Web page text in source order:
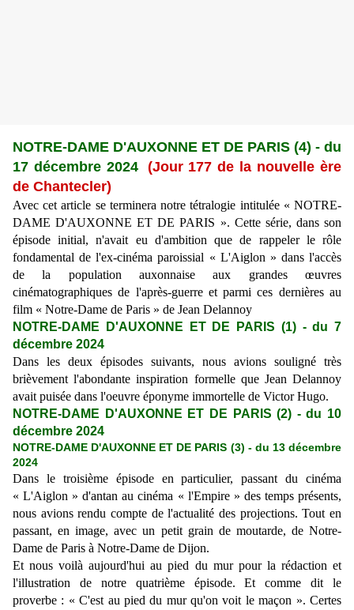
NOTRE-DAME D'AUXONNE ET DE PARIS (4) - du
17 décembre 2024
(Jour 177 de la nouvelle ère
de Chantecler)
Avec cet article se terminera notre tétralogie intitulée « NOTRE-
DAME D'AUXONNE ET DE PARIS ». Cette série, dans son
épisode initial, n'avait eu d'ambition que de rappeler le rôle
fondamental de l'ex-cinéma paroissial « L'Aiglon » dans l'accès
de la population auxonnaise aux grandes œuvres
cinématographiques de l'après-guerre et parmi ces dernières au
film « Notre-Dame de Paris » de Jean Delannoy
NOTRE-DAME D'AUXONNE ET DE PARIS (1) - du 7
décembre 2024
Dans les deux épisodes suivants, nous avions souligné très
brièvement l'abondante inspiration formelle que Jean Delannoy
avait puisée dans l'oeuvre éponyme immortelle de Victor Hugo.
NOTRE-DAME D'AUXONNE ET DE PARIS (2) - du 10
décembre 2024
NOTRE-DAME D'AUXONNE ET DE PARIS (3) - du 13 décembre
2024
Dans le troisième épisode en particulier, passant du cinéma
« L'Aiglon » d'antan au cinéma « l'Empire » des temps présents,
nous avions rendu compte de l'actualité des projections. Tout en
passant, en image, avec un petit grain de moutarde, de Notre-
Dame de Paris à Notre-Dame de Dijon.
Et nous voilà aujourd'hui au pied du mur pour la rédaction et
l'illustration de notre quatrième épisode. Et comme dit le
proverbe : « C'est au pied du mur qu'on voit le maçon ». Certes